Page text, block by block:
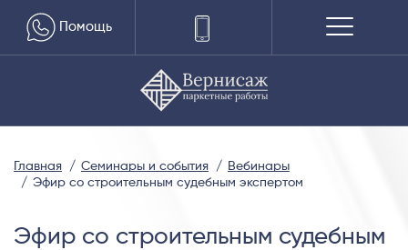
Помощь
Главная Семинары и события
Вебинары
Эфир со строительным судебным экспертом
Эфир со строительным судебным